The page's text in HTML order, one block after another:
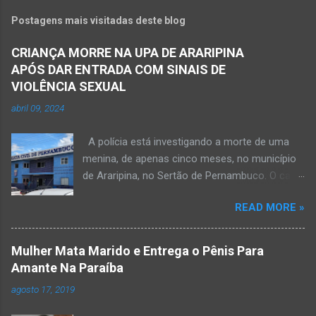
Postagens mais visitadas deste blog
CRIANÇA MORRE NA UPA DE ARARIPINA
APÓS DAR ENTRADA COM SINAIS DE
VIOLÊNCIA SEXUAL
abril 09, 2024
A polícia está investigando a morte de uma
menina, de apenas cinco meses, no município
de Araripina, no Sertão de Pernambuco. O caso
morte a esclarecer”. A PM diz que, na segunda-
feira (8), foi acionada para verificar uma
possível ocorrência de estupro de vulnerável,
na UPA da cidade, mas ao chegar ao local a
READ MORE »
Mulher Mata Marido e Entrega o Pênis Para
Amante Na Paraíba
agosto 17, 2019